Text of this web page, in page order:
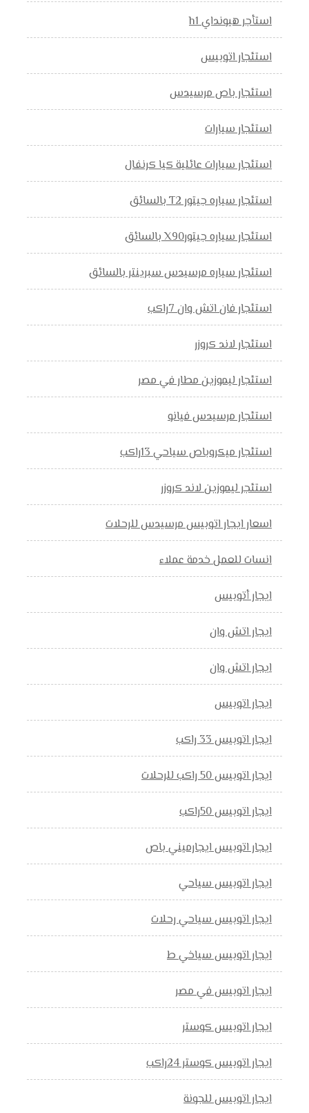
استأجر هيونداي h1
استئجار اتوبيس
استئجار باص مرسيدس
استئجار سيارات
استئجار سيارات عائلية كيا كرنفال
استئجار سياره جيتور T2 بالسائق
استئجار سياره جيتورX90 بالسائق
استئجار سياره مرسيدس سبرينتر بالسائق
استئجار فان اتش وان 7راكب
استئجار لاند كروزر
استئجار ليموزين مطار في مصر
استئجار مرسيدس فيانو
استئجار ميكروباص سياحي 13راكب
استئجر ليموزين لاند كروزر
اسعار ايجار اتوبيس مرسيدس للرحلات
انسات للعمل خدمة عملاء
ايجار أتوبيس
ايجار اتش وان
ايجار اتش وان
ايجار اتوبيس
ايجار اتوبيس 33 راكب
ايجار اتوبيس 50 راكب للرحلات
ايجار اتوبيس 50راكب
ايجار اتوبيس ايجارميني باص
ايجار اتوبيس سياحي
ايجار اتوبيس سياحي رحلات
ايجار اتوبيس سياخي ط
ايجار اتوبيس في مصر
ايجار اتوبيس كوستر
ايجار اتوبيس كوستر 24راكب
ايجار اتوبيس للجونة